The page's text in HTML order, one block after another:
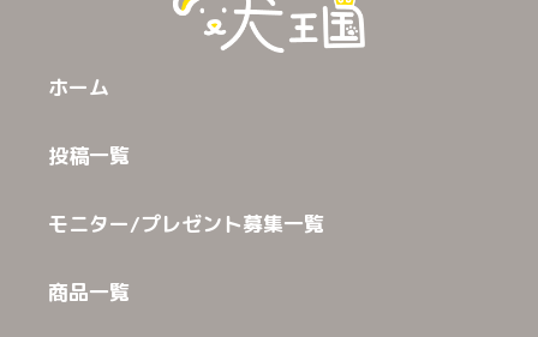
ホーム
投稿一覧
モニター/プレゼント募集一覧
商品一覧